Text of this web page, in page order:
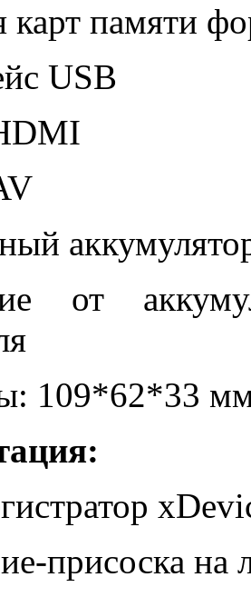
карт памяти
USB
от
109*62*33
присоска на